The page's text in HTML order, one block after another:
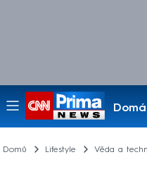
Domů Lifestyle Věda a